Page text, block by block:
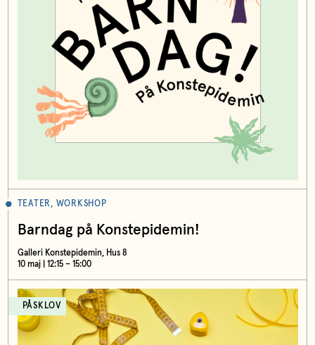
TEATER, WORKSHOP
Barndag på Konstepidemin!
Galleri Konstepidemin, Hus 8
10 maj | 12:15 – 15:00
PÅSKLOV